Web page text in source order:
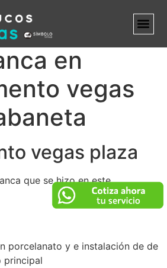
en
vegas
vegas plaza
que se hizo en este
porcelanato y e instalación de de
principal